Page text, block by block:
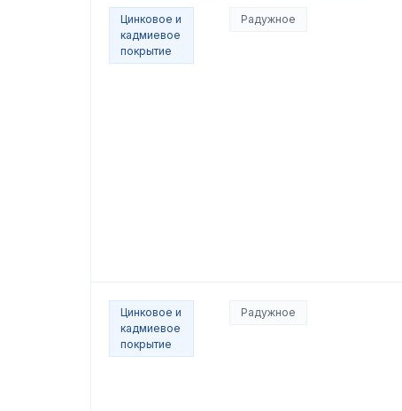
Цинковое и
кадмиевое
покрытие
Радужное
Цинковое и
кадмиевое
покрытие
Радужное